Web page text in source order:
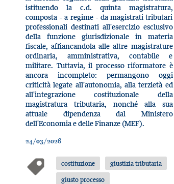
istituendo la c.d. quinta magistratura,
composta - a regime - da magistrati tributari
professionali destinati all'esercizio esclusivo
della funzione giurisdizionale in materia
fiscale, affiancandola alle altre magistrature
ordinaria, amministrativa, contabile e
militare. Tuttavia, il processo riformatore è
ancora incompleto: permangono oggi
criticità legate all'autonomia, alla terzietà ed
all'integrazione costituzionale della
magistratura tributaria, nonché alla sua
attuale dipendenza dal Ministero
dell'Economia e delle Finanze (MEF).
24/03/2026
costituzione
giustizia tributaria
giusto processo